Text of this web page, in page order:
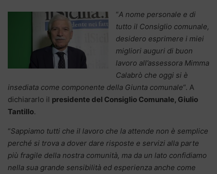
“A nome personale e di
tutto il Consiglio comunale,
desidero esprimere i miei
migliori auguri di buon
lavoro all’assessora Mimma
Calabrò che oggi si è
insediata come componente della Giunta comunale“. A
dichiararlo il presidente del Consiglio Comunale, Giulio
Tantillo.
“Sappiamo tutti che il lavoro che la attende non è semplice
perché si trova a dover dare risposte e servizi alla parte
più fragile della nostra comunità, ma da un lato confidiamo
nella sua grande sensibilità ed esperienza anche come